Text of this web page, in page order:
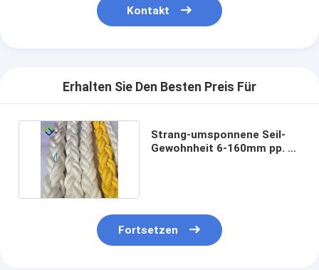
Kontakt
Erhalten Sie Den Besten Preis Für
Strang-umsponnene Seil-
Gewohnheit 6-160mm pp. 8
Fortsetzen